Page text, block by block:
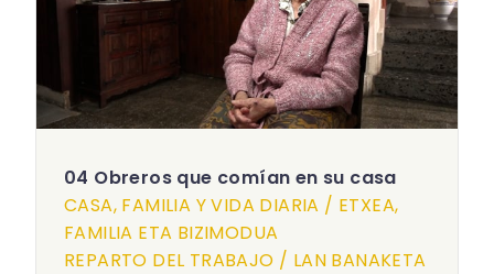
04 Obreros que comían en su casa
CASA, FAMILIA Y VIDA DIARIA / ETXEA,
FAMILIA ETA BIZIMODUA
REPARTO DEL TRABAJO / LAN BANAKETA